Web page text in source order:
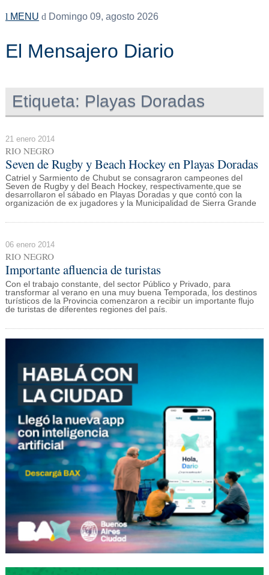
MENU Domingo 09, agosto 2026
El Mensajero Diario
Etiqueta: Playas Doradas
21 enero 2014
RIO NEGRO
Seven de Rugby y Beach Hockey en Playas Doradas
Catriel y Sarmiento de Chubut se consagraron campeones del
Seven de Rugby y del Beach Hockey, respectivamente,que se
desarrollaron el sábado en Playas Doradas y que contó con la
organización de ex jugadores y la Municipalidad de Sierra Grande
06 enero 2014
RIO NEGRO
Importante afluencia de turistas
Con el trabajo constante, del sector Público y Privado, para
transformar al verano en una muy buena Temporada, los destinos
turísticos de la Provincia comenzaron a recibir un importante flujo
de turistas de diferentes regiones del país.